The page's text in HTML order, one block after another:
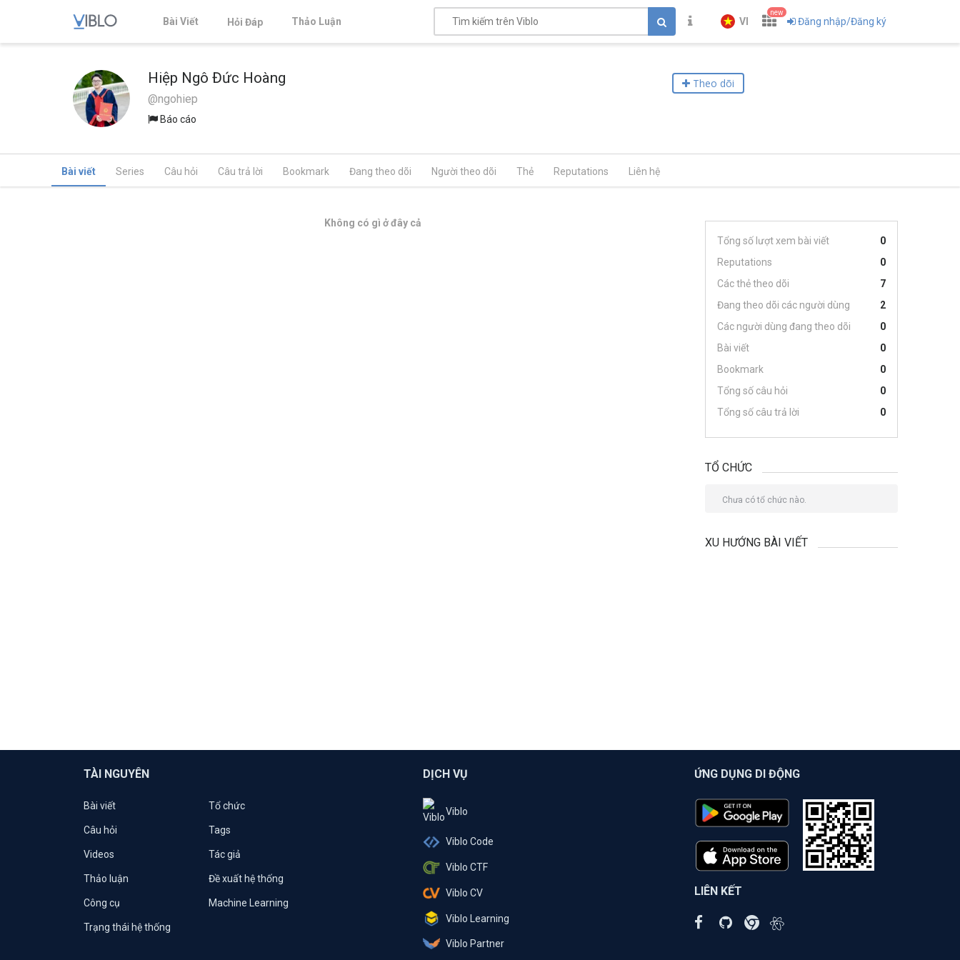
Bài Viết Hỏi Đáp Thảo Luận VI
new
Đăng nhập/Đăng ký
Hiệp Ngô Đức Hoàng
@ngohiep
Báo cáo
Theo dõi
Bài viết Series Câu hỏi Câu trả lời Bookmark Đang theo dõi Người theo dõi Thẻ Reputations Liên hệ
Không có gì ở đây cả
Tổng số lượt xem bài viết
0
Reputations
0
Các thẻ theo dõi
7
Đang theo dõi các người dùng
2
Các người dùng đang theo dõi
0
Bài viết
0
Bookmark
0
Tổng số câu hỏi
0
Tổng số câu trả lời
0
TỔ CHỨC
Chưa có tổ chức nào.
XU HƯỚNG BÀI VIẾT
TÀI NGUYÊN
Bài viết Tổ chức
Câu hỏi Tags
Videos Tác giả
Thảo luận Đề xuất hệ thống
Công cụ Machine Learning
Trạng thái hệ thống
DỊCH VỤ
Viblo
Viblo Code
Viblo CTF
Viblo CV
Viblo Learning
Viblo Partner
ỨNG DỤNG DI ĐỘNG
LIÊN KẾT